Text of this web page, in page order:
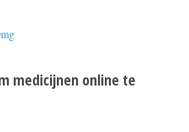
medicijnen online te